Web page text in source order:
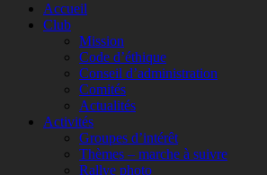
Accueil
Club
Mission
Code d’éthique
Conseil d’administration
Comités
Actualités
Activités
Groupes d’intérêt
Thèmes – marche à suivre
Rallye photo